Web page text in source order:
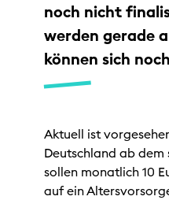
noch nicht
werden gerade
können sich
Aktuell ist
Deutschland ab dem
sollen monatlich 10
auf ein